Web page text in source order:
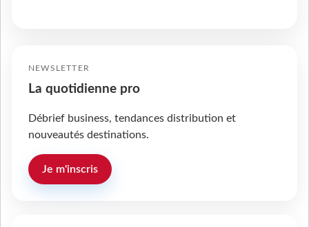
NEWSLETTER
La quotidienne pro
Débrief business, tendances distribution et
nouveautés destinations.
Je m'inscris